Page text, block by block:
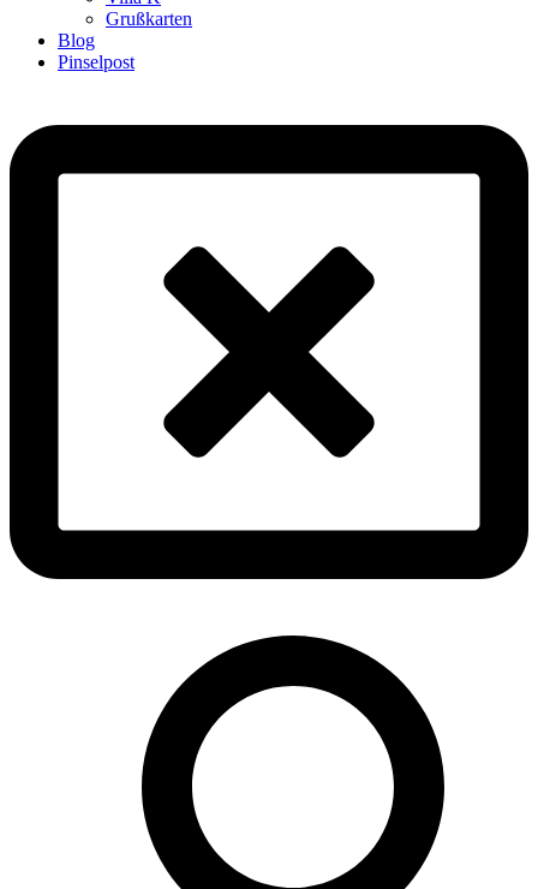
Grußkarten
Blog
Pinselpost